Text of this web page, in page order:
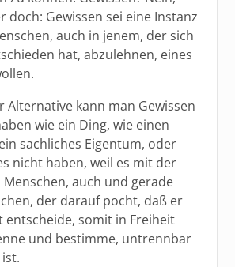
doch: Gewissen sei eine Instanz
auch in jenem, der sich
hat, abzulehnen, eines
Alternative kann man Gewissen
wie ein Ding, wie einen
sachliches Eigentum, oder
nicht haben, weil es mit der
Menschen, auch und gerade
der darauf pocht, daß er
entscheide, somit in Freiheit
und bestimme, untrennbar